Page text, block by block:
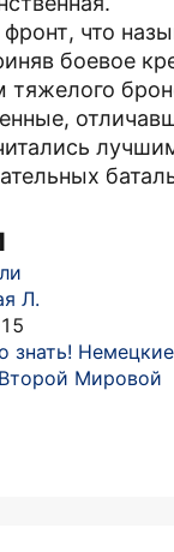
что
боевое
тяжелого
Л.
знать! Немецкие
Мировой